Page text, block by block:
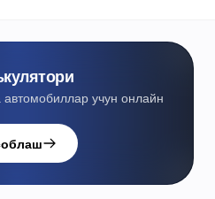
автомобиллар учун онлайн